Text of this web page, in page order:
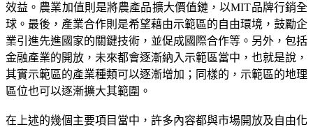
效益。農業加值則是將農產品擴大價值鏈，以MIT品牌行銷全
球。最後，產業合作則是希望藉由示範區的自由環境，鼓勵企
業引進先進國家的關鍵技術，並促成國際合作等。另外，包括
金融產業的開放，未來都會逐漸納入示範區當中，也就是說，
其實示範區的產業種類可以逐漸增加；同樣的，示範區的地理
區位也可以逐漸擴大其範圍。
在上述的幾個主要項目當中，許多內容都與市場開放及自由化